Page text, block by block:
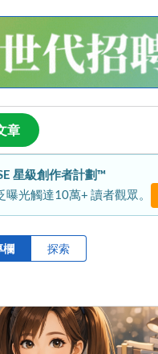
章
星級創作者計劃™
光觸達10萬+ 讀者觀眾。
欄 探索